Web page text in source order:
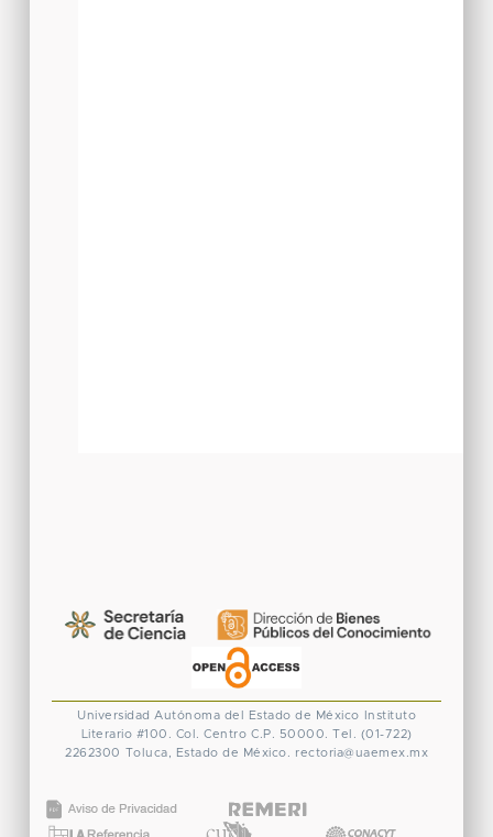
Universidad Autónoma del Estado de México
Instituto
Literario #100. Col. Centro C.P. 50000. Tel. (01-722)
2262300 Toluca, Estado de México. rectoria@uaemex.mx